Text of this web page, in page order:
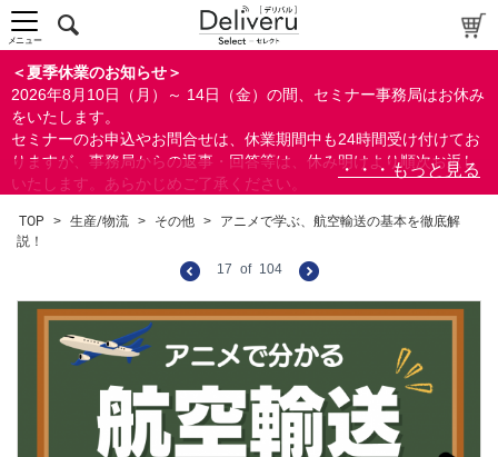
＜夏季休業のお知らせ＞
2026年8月10日（月）～ 14日（金）の間、セミナー事務局はお休み
をいたします。
セミナーのお申込やお問合せは、休業期間中も24時間受け付けてお
りますが、事務局からの返事・回答等は、休み明けより順次お返し
いたします。あらかじめご了承ください。
ができます。
メニュー
TOP > 生産/物流 > その他 >
アニメで学ぶ、航空輸送の基本を徹底解
説！
17 of 104